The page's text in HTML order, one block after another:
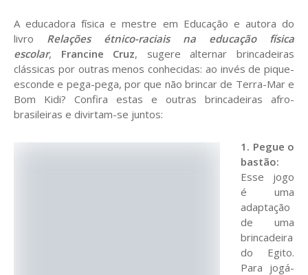
A educadora física e mestre em Educação e autora do
livro Relações étnico-raciais na educação física
escolar, Francine Cruz, sugere alternar brincadeiras
clássicas por outras menos conhecidas: ao invés de pique-
esconde e pega-pega, por que não brincar de Terra-Mar e
Bom Kidi? Confira estas e outras brincadeiras afro-
brasileiras e divirtam-se juntos:
1. Pegue o
bastão:
Esse jogo
é uma
adaptação
de uma
brincadeira
do Egito.
Para jogá-